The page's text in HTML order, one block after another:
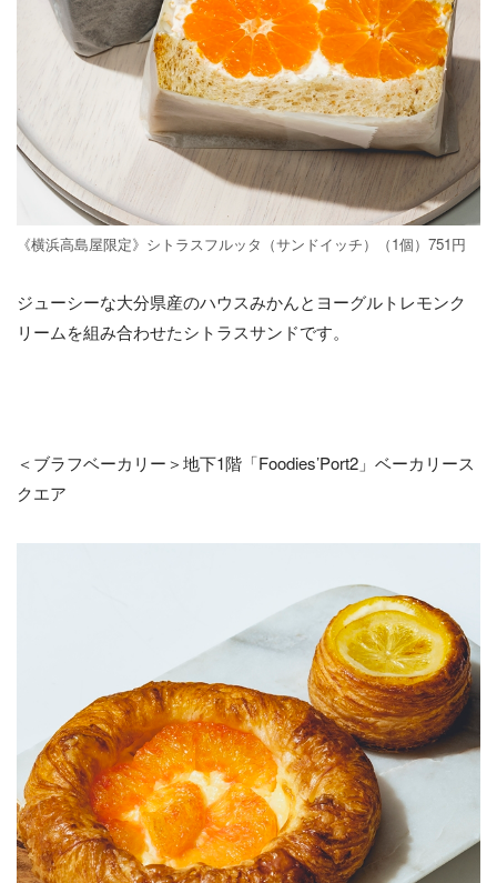
《横浜高島屋限定》シトラスフルッタ（サンドイッチ）（1個）751円
ジューシーな大分県産のハウスみかんとヨーグルトレモンク
リームを組み合わせたシトラスサンドです。
＜ブラフベーカリー＞地下1階「Foodies’Port2」ベーカリース
クエア